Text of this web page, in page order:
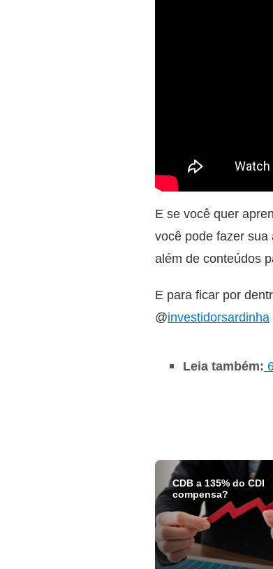
E se você quer
você pode fazer
além de conteúdos
E para ficar por
@investidorsardinha
Leia também:
CDB a 135% do CDI
compensa?